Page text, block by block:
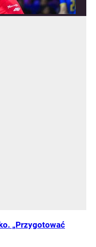
„Przygotować